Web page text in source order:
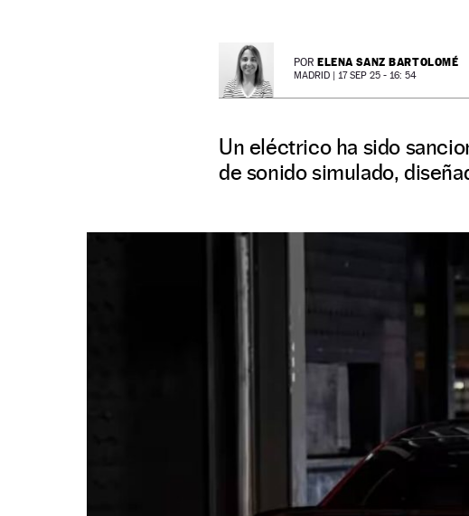
POR ELENA SANZ BARTOLOMÉ
MADRID | 17 SEP 25 - 16: 54
Un eléctrico ha sido
de sonido simulado,